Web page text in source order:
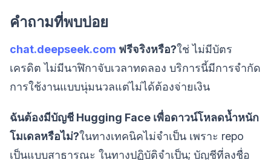
คำถามที่พบบ่อย
chat.deepseek.com ฟรีจริงหรือ?ใช่ ไม่มีบัตร
เครดิต ไม่มีนาฬิกาจับเวลาทดลอง บริการนี้มีการจำกัด
การใช้งานแบบนุ่มนวลแต่ไม่ได้ต้องจ่ายเงิน
ฉันต้องมีบัญชี Hugging Face เพื่อดาวน์โหลดน้ำหนัก
โมเดลหรือไม่?ในทางเทคนิคไม่จำเป็น เพราะ repo
เป็นแบบสาธารณะ ในทางปฏิบัติจำเป็น; บัญชีที่ลงชื่อ